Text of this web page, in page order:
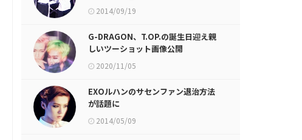
2014/09/19
G-DRAGON、T.OP.の誕生日迎え親
しいツーショット画像公開
2020/11/05
EXOルハンのサセンファン退治方法
が話題に
2014/05/09